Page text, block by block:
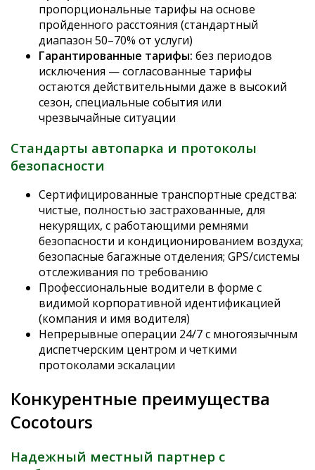
пропорциональные тарифы на основе
пройденного расстояния (стандартный
диапазон 50–70% от услуги)
Гарантированные тарифы: без периодов
исключения — согласованные тарифы
остаются действительными даже в высокий
сезон, специальные события или
чрезвычайные ситуации
Стандарты автопарка и протоколы
безопасности
Сертифицированные транспортные средства:
чистые, полностью застрахованные, для
некурящих, с работающими ремнями
безопасности и кондиционированием воздуха;
безопасные багажные отделения; GPS/системы
отслеживания по требованию
Профессиональные водители в форме с
видимой корпоративной идентификацией
(компания и имя водителя)
Непрерывные операции 24/7 с многоязычным
диспетчерским центром и четкими
протоколами эскалации
Конкурентные преимущества
Cocotours
Надежный местный партнер с